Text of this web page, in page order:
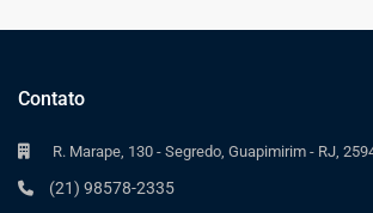
Contato
R. Marape, 130 - Segredo, Guapimirim - RJ,
(21) 98578-2335